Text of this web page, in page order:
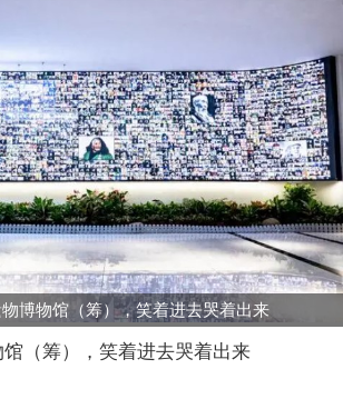
博物馆（筹），笑着进去哭着出来
（筹），笑着进去哭着出来